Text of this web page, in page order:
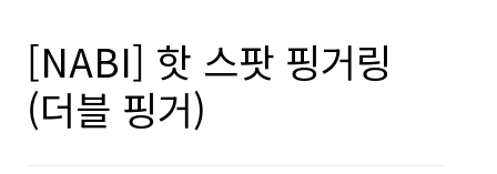
[NABI] 핫 스팟 핑거링
(더블 핑거)